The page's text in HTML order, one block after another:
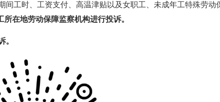
间工时、工资支付、高温津贴以及女职工、未成年工特殊劳动
在地劳动保障监察机构进行投诉。
。